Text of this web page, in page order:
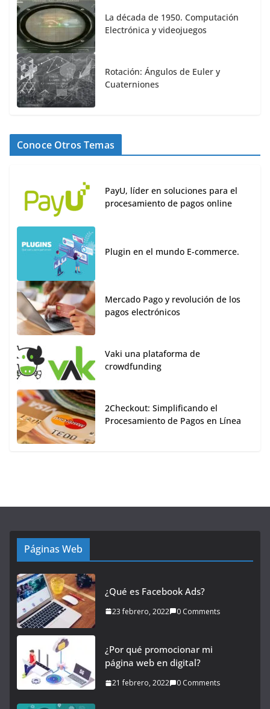
La década de 1950. Computación
Electrónica y videojuegos
Rotación: Ángulos de Euler y
Cuaterniones
Conoce Otros Temas
PayU, líder en soluciones para el
procesamiento de pagos online
Plugin en el mundo E-commerce.
Mercado Pago y revolución de los
pagos electrónicos
Vaki una plataforma de
crowdfunding
2Checkout: Simplificando el
Procesamiento de Pagos en Línea
Páginas Web
¿Qué es Facebook Ads?
23 febrero, 2022 0 Comments
¿Por qué promocionar mi
página web en digital?
21 febrero, 2022 0 Comments